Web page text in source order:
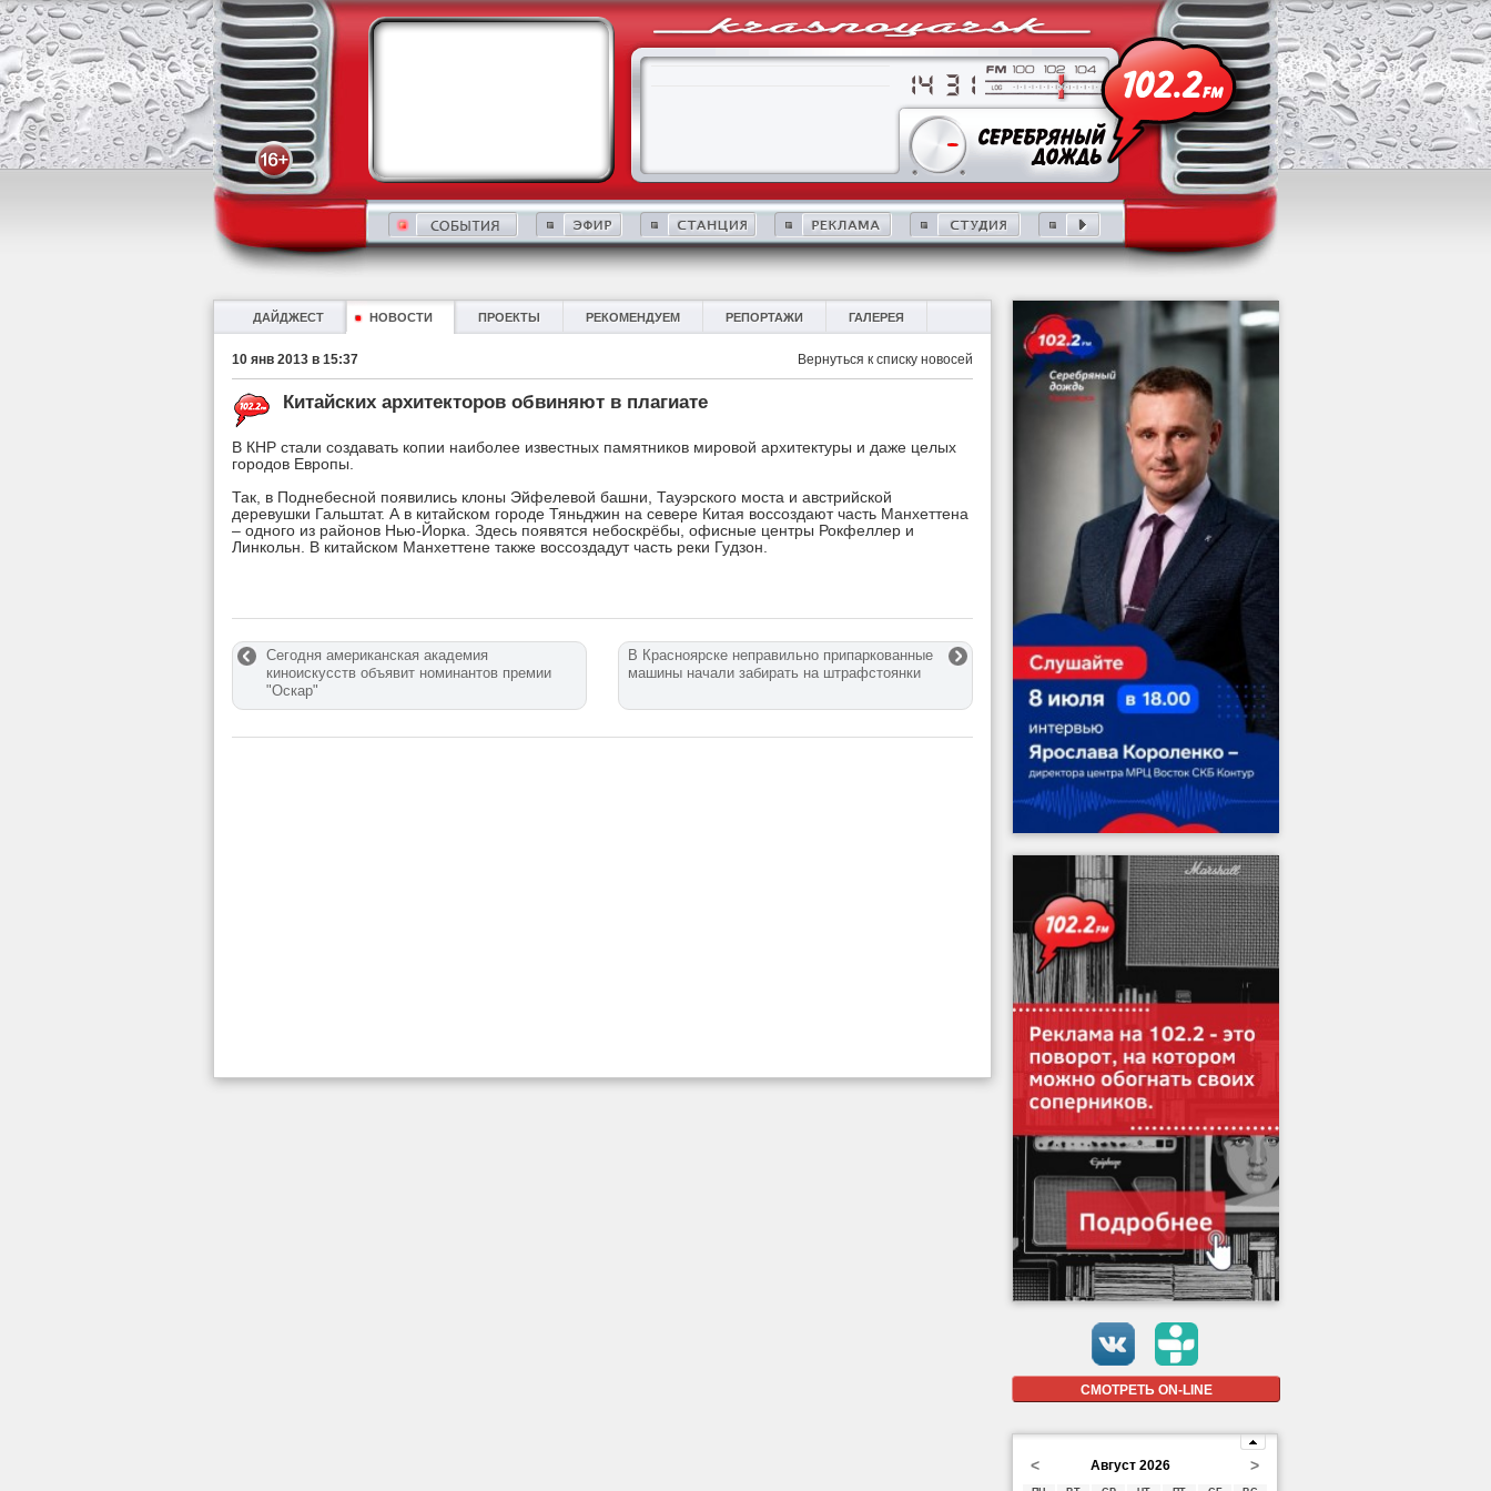
ДАЙДЖЕСТ НОВОСТИ ПРОЕКТЫ РЕКОМЕНДУЕМ РЕПОРТАЖИ ГАЛЕРЕЯ
10 янв 2013 в 15:37 Вернуться к списку новосей
Китайских архитекторов обвиняют в плагиате
В КНР стали создавать копии наиболее известных памятников мировой архитектуры и даже целых
городов Европы.
Так, в Поднебесной появились клоны Эйфелевой башни, Тауэрского моста и австрийской
деревушки Гальштат. А в китайском городе Тяньджин на севере Китая воссоздают часть Манхеттена
– одного из районов Нью-Йорка. Здесь появятся небоскрёбы, офисные центры Рокфеллер и
Линкольн. В китайском Манхеттене также воссоздадут часть реки Гудзон.
Сегодня американская академия
киноискусств объявит номинантов премии
"Оскар"
В Красноярске неправильно припаркованные
машины начали забирать на штрафстоянки
СМОТРЕТЬ ON-LINE
< >
Август 2026